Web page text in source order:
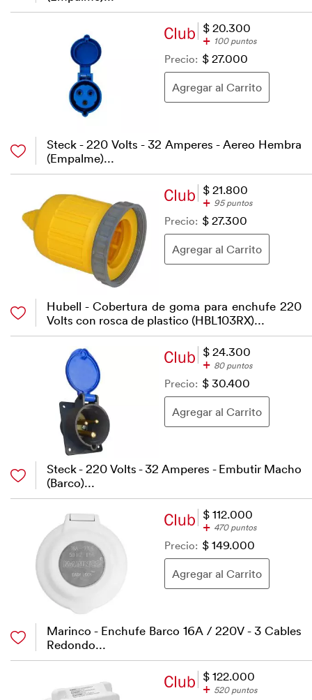
$ 20.300
+ 100 puntos
Precio: $ 27.000
Steck - 220 Volts - 32 Amperes - Aereo Hembra
(Empalme)...
$ 21.800
+ 95 puntos
Precio: $ 27.300
Hubell - Cobertura de goma para enchufe 220
Volts con rosca de plastico (HBL103RX)...
$ 24.300
+ 80 puntos
Precio: $ 30.400
Steck - 220 Volts - 32 Amperes - Embutir Macho
(Barco)...
$ 112.000
+ 470 puntos
Precio: $ 149.000
Marinco - Enchufe Barco 16A / 220V - 3 Cables
Redondo...
$ 122.000
+ 520 puntos